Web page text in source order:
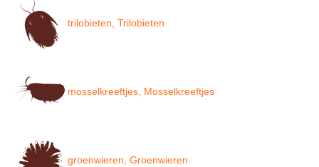
trilobieten, Trilobieten
mosselkreeftjes, Mosselkreeftjes
groenwieren, Groenwieren